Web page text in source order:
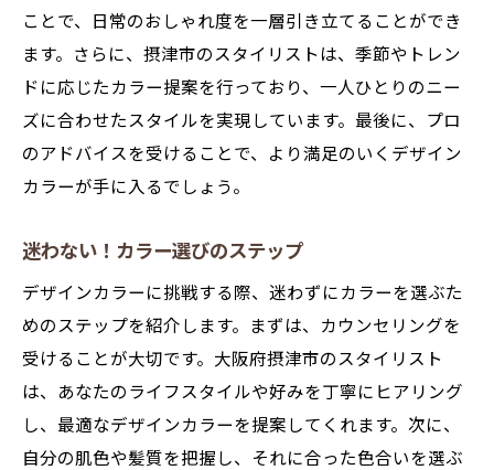
ことで、日常のおしゃれ度を一層引き立てることができ
ます。さらに、摂津市のスタイリストは、季節やトレン
ドに応じたカラー提案を行っており、一人ひとりのニー
ズに合わせたスタイルを実現しています。最後に、プロ
のアドバイスを受けることで、より満足のいくデザイン
カラーが手に入るでしょう。
迷わない！カラー選びのステップ
デザインカラーに挑戦する際、迷わずにカラーを選ぶた
めのステップを紹介します。まずは、カウンセリングを
受けることが大切です。大阪府摂津市のスタイリスト
は、あなたのライフスタイルや好みを丁寧にヒアリング
し、最適なデザインカラーを提案してくれます。次に、
自分の肌色や髪質を把握し、それに合った色合いを選ぶ